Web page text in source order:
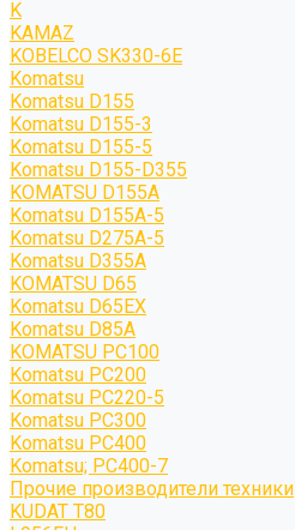
K
KAMAZ
KOBELCO SK330-6E
Komatsu
Komatsu D155
Komatsu D155-3
Komatsu D155-5
Komatsu D155-D355
KOMATSU D155A
Komatsu D155A-5
Komatsu D275A-5
Komatsu D355A
KOMATSU D65
Komatsu D65EX
Komatsu D85A
KOMATSU PC100
Komatsu PC200
Komatsu PC220-5
Komatsu PC300
Komatsu PC400
Komatsu; PC400-7
Прочие производители техники
KUDAT T80